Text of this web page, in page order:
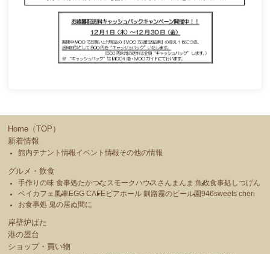
Home（TOP）
新着情報
館内テナント情報イベント情報その他の情報
グルメ・飲食
手作りの味 食事処たかつな スモークハウス さんまんま 魚政食事処しつげん
ベイカフェ風車EGG CAFEビアホール 釧路霧のビール園946sweets cheri
お食事処 鬼の居ぬ間に
岸壁炉ばた
港の屋台
ショップ・買い物